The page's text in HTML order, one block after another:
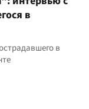
в
в